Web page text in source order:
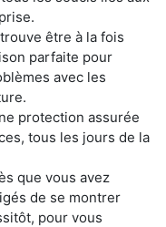
être à la fois
parfaite pour
avec les
protection assurée
tous les jours de la
que vous avez
de se montrer
pour vous